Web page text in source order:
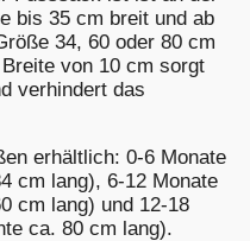
bis 35 cm breit und ab
34, 60 oder 80 cm
von 10 cm sorgt
verhindert das
erhältlich: 0-6 Monate
cm lang), 6-12 Monate
cm lang) und 12-18
ca. 80 cm lang).